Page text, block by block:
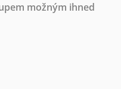
možným ihned